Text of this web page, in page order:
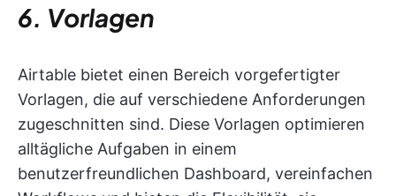
6. Vorlagen
Airtable bietet einen Bereich vorgefertigter
Vorlagen, die auf verschiedene Anforderungen
zugeschnitten sind. Diese Vorlagen optimieren
alltägliche Aufgaben in einem
benutzerfreundlichen Dashboard, vereinfachen